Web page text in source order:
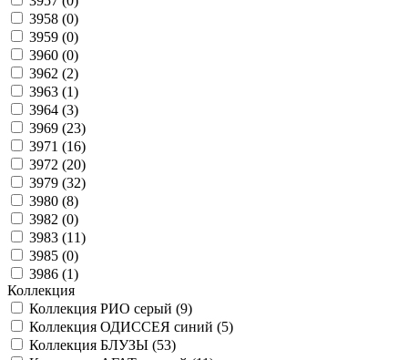
3958 (0)
3959 (0)
3960 (0)
3962 (2)
3963 (1)
3964 (3)
3969 (23)
3971 (16)
3972 (20)
3979 (32)
3980 (8)
3982 (0)
3983 (11)
3985 (0)
3986 (1)
Коллекция
Коллекция РИО серый (9)
Коллекция ОДИССЕЯ синий (5)
Коллекция БЛУЗЫ (53)